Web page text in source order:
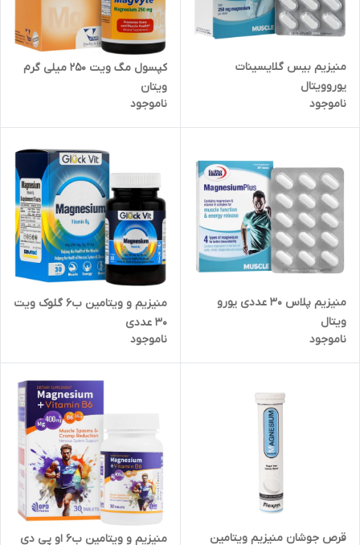
منیزیم بیس گلایسینات
یوروویتال
ناموجود
کپسول مگ ویت 250 میلی گرم
ویتان
ناموجود
منیزیم پلاس 30 عددی یورو
ویتال
ناموجود
منیزیم و ویتامین ب6 گلوک ویت
30 عددی
ناموجود
قرص جوشان منیزیم ویتامین منیزیم و ویتامین ب6 او پی دی